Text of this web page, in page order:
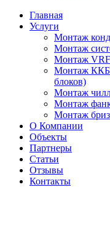
Главная
Услуги
Монтаж
Монтаж
Монтаж VRF
Монтаж ККБ
блоков)
Монтаж
Монтаж
Монтаж
О Компании
Объекты
Партнеры
Статьи
Отзывы
Контакты